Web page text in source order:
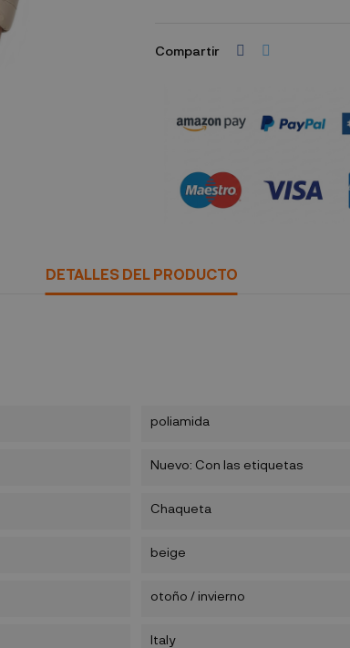
Compartir
DETALLES DEL PRODUCTO
poliamida
Nuevo: Con las etiquetas
Chaqueta
beige
otoño / invierno
Italy